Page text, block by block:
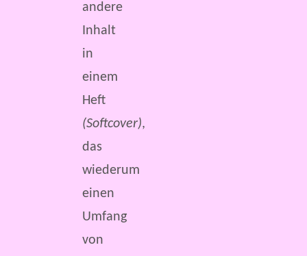
andere
Inhalt
in
einem
Heft
(Softcover),
das
wiederum
einen
Umfang
von